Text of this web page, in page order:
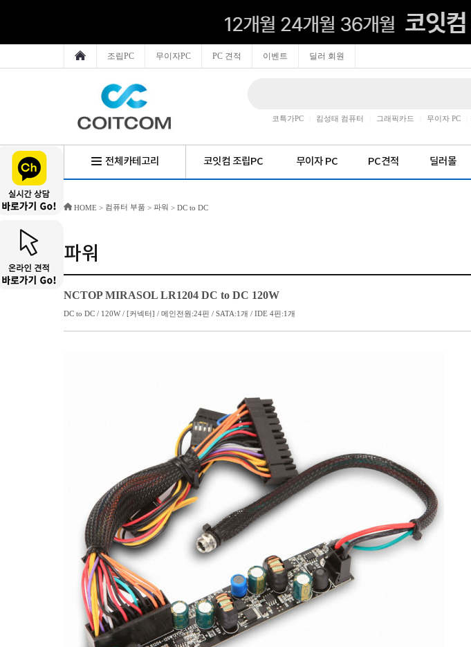
조립PC 무이자PC PC 견적 이벤트 딜러 회원
코특가PC 킴성태 컴퓨터 그래픽카드 무이자 PC
전체카테고리 코잇컴 조립PC 무이자 PC PC견적 딜러몰
HOME > 컴퓨터 부품 > 파워 > DC to DC
파워
NCTOP MIRASOL LR1204 DC to DC 120W
DC to DC / 120W / [커넥터] / 메인전원:24핀 / SATA:1개 / IDE 4핀:1개